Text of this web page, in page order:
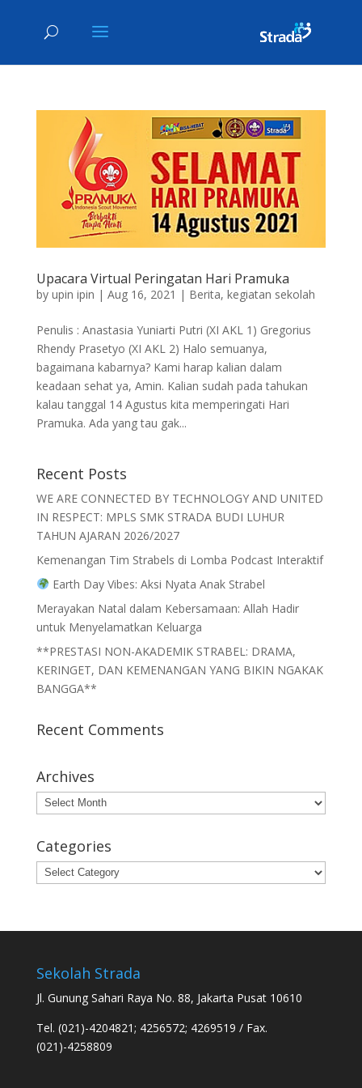
Upacara Virtual Peringatan Hari Pramuka
by upin ipin | Aug 16, 2021 | Berita, kegiatan sekolah
Penulis : Anastasia Yuniarti Putri (XI AKL 1) Gregorius
Rhendy Prasetyo (XI AKL 2) Halo semuanya,
bagaimana kabarnya? Kami harap kalian dalam
keadaan sehat ya, Amin. Kalian sudah pada tahukan
kalau tanggal 14 Agustus kita memperingati Hari
Pramuka. Ada yang tau gak...
Recent Posts
WE ARE CONNECTED BY TECHNOLOGY AND UNITED
IN RESPECT: MPLS SMK STRADA BUDI LUHUR
TAHUN AJARAN 2026/2027
Kemenangan Tim Strabels di Lomba Podcast Interaktif
Earth Day Vibes: Aksi Nyata Anak Strabel
Merayakan Natal dalam Kebersamaan: Allah Hadir
untuk Menyelamatkan Keluarga
**PRESTASI NON-AKADEMIK STRABEL: DRAMA,
KERINGET, DAN KEMENANGAN YANG BIKIN NGAKAK
BANGGA**
Recent Comments
Archives
Archives
Categories
Categories
Sekolah Strada
Jl. Gunung Sahari Raya No. 88, Jakarta Pusat 10610
Tel. (021)-4204821; 4256572; 4269519 / Fax.
(021)-4258809